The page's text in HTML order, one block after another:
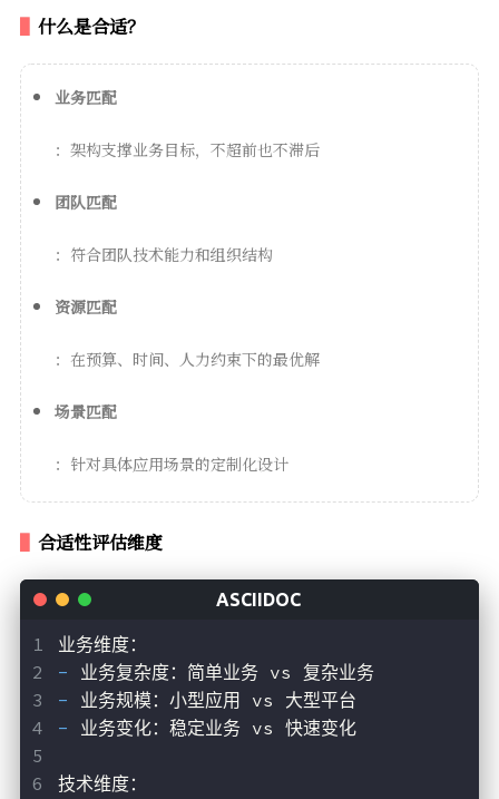
什么是合适？
业务匹配
：架构支撑业务目标，不超前也不滞后
团队匹配
：符合团队技术能力和组织结构
资源匹配
：在预算、时间、人力约束下的最优解
场景匹配
：针对具体应用场景的定制化设计
合适性评估维度
业务维度：
- 业务复杂度：简单业务 vs 复杂业务
- 业务规模：小型应用 vs 大型平台
- 业务变化：稳定业务 vs 快速变化
技术维度：